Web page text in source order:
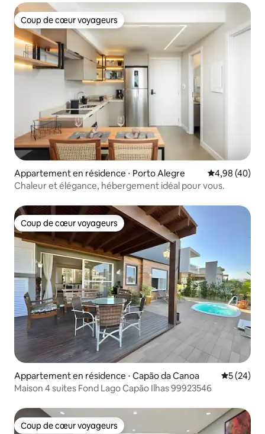
Coup de cœur voyageurs
Coup de cœur voyageurs
Appartement en résidence ⋅ Porto Alegre Évaluation
4,98 (40)
Chaleur et élégance, hébergement idéal pour vous.
Coup de cœur voyageurs
Coup de cœur voyageurs
Appartement en résidence ⋅ Capão da Canoa
5 (24)
Maison 4 suites Fond Lago Capão Ilhas 99923546
Coup de cœur voyageurs
Coup de cœur voyageurs